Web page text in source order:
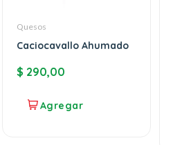
Quesos
Caciocavallo Ahumado
$ 290,00